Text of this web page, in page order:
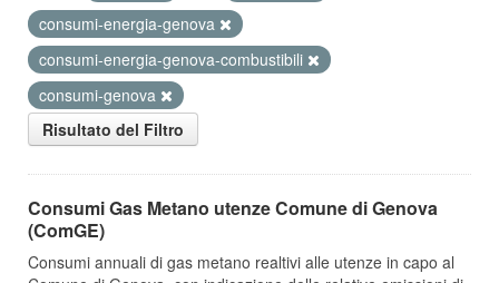
consumi-energia-genova
consumi-energia-genova-combustibili
consumi-genova
Risultato del Filtro
Consumi Gas Metano utenze Comune di Genova
(ComGE)
Consumi annuali di gas metano realtivi alle utenze in capo al